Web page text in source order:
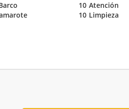
10 Atención
10 Limpieza